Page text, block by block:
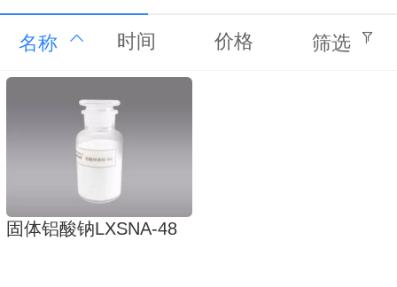
名称 时间 价格 筛选
固体铝酸钠LXSNA-48